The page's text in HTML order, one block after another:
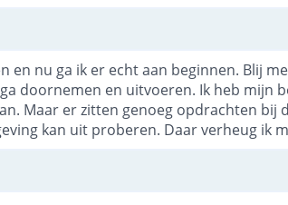
en nu ga ik er echt aan beginnen. Blij
doornemen en uitvoeren. Ik heb mijn
Maar er zitten genoeg opdrachten bij
kan uit proberen. Daar verheug ik